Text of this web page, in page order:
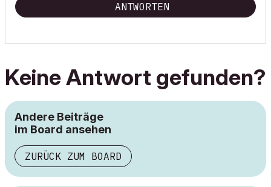
ANTWORTEN
Keine Antwort gefunden?
Andere Beiträge
im Board ansehen
ZURÜCK ZUM BOARD